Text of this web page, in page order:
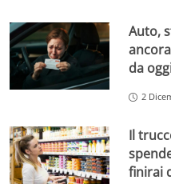
Auto,
da
2
Il
finirai